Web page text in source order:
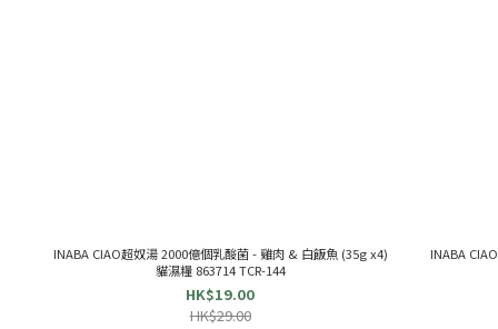
INABA CIAO超奴湯 2000億個乳酸菌 - 雞肉 & 白飯魚 (35g x4)
貓濕糧 863714 TCR-144
HK$19.00
HK$29.00
INABA